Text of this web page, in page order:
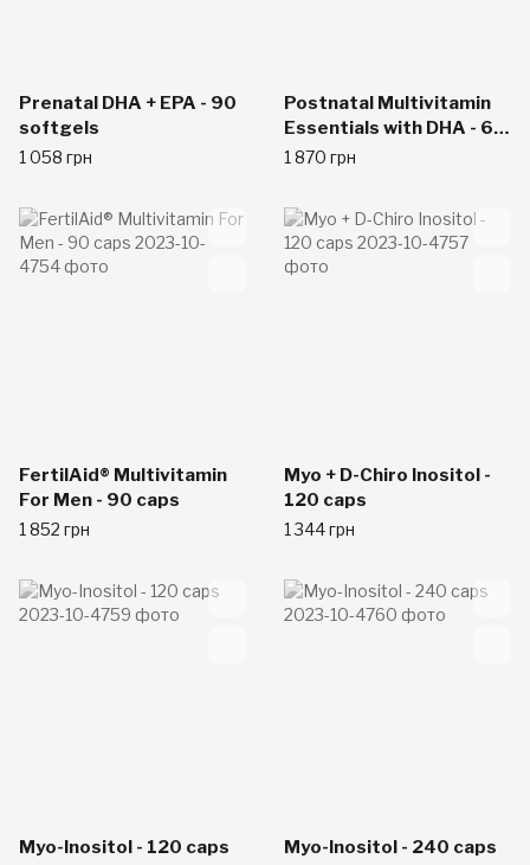
Prenatal DHA + EPA - 90
softgels
1 058 грн
Postnatal Multivitamin
Essentials with DHA - 60
caps
1 870 грн
FertilAid® Multivitamin
For Men - 90 caps
1 852 грн
Myo + D-Chiro Inositol -
120 caps
1 344 грн
Myo-Inositol - 120 caps Myo-Inositol - 240 caps